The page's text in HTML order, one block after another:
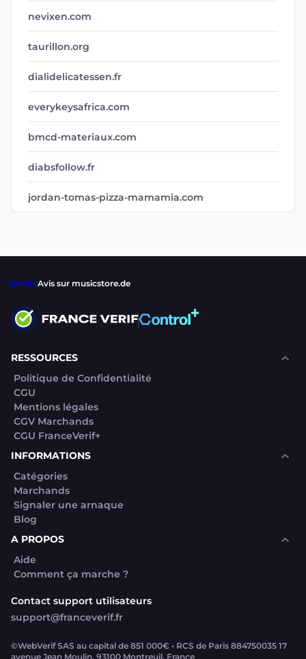
nevixen.com
taurillon.org
dialidelicatessen.fr
everykeysafrica.com
bmcd-materiaux.com
diabsfollow.fr
jordan-tomas-pizza-mamamia.com
VerifierAvis sur musicstore.de
RESSOURCES
Politique de Confidentialité
CGU
Mentions légales
CGV Marchands
CGU FranceVerif+
INFORMATIONS
Catégories
Marchands
Signaler une arnaque
Blog
A PROPOS
Aide
Comment ça marche ?
Contact support utilisateurs
support@franceverif.fr
©WebVerif SAS au capital de 851 000€ • RCS de Paris 884750035 17
avenue Jean Moulin, 93100 Montreuil, France